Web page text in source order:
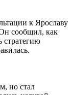
к Ярославу
сообщил, как
стратегию
но стал